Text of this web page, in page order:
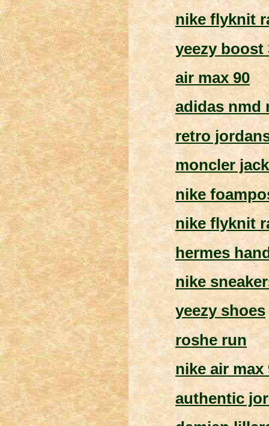
nike flyknit
yeezy boost
air max 90
adidas nmd
retro
moncler
nike
nike flyknit
hermes
nike
yeezy shoes
roshe run
nike air max
authentic